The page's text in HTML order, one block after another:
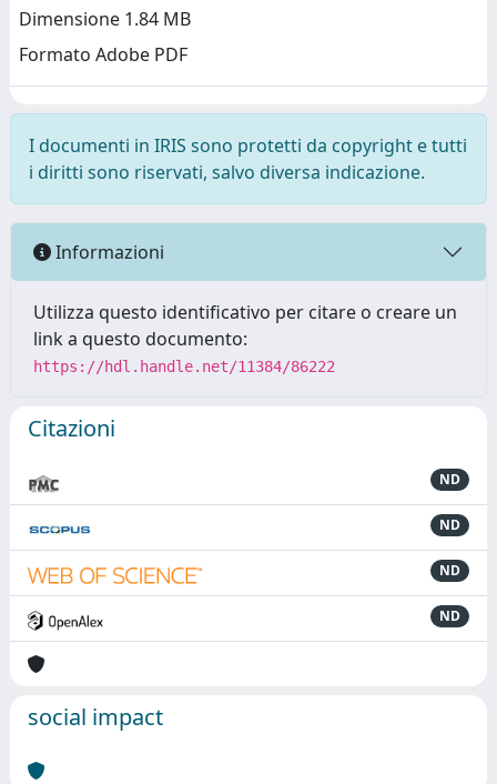
Dimensione 1.84 MB
Formato Adobe PDF
I documenti in IRIS sono protetti da copyright e tutti
i diritti sono riservati, salvo diversa indicazione.
Informazioni
Utilizza questo identificativo per citare o creare un
link a questo documento:
https://hdl.handle.net/11384/86222
Citazioni
ND
ND
ND
ND
social impact